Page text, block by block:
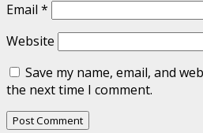
Email *
Website
Save my name, email, and
the next time I comment.